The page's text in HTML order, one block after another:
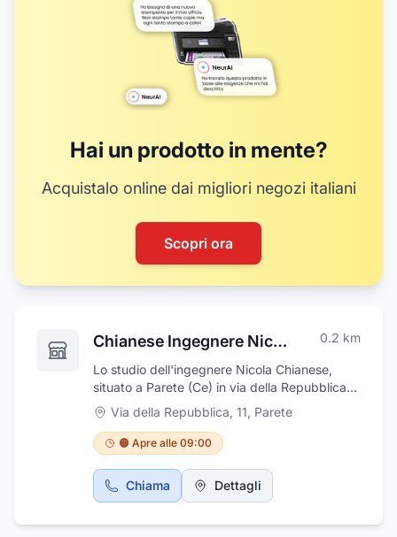
Hai un prodotto in mente?
Acquistalo online dai migliori negozi italiani
Scopri ora
Chianese Ingegnere Nicola 0.2 km
Lo studio dell'ingegnere Nicola Chianese,
situato a Parete (Ce) in via della Repubblica
11, si occupa di progettazione architettonica e
strutturale, indagini strutturali, collaudo
statico, perizie, catasto, successioni
ereditarie, modelli e plastici architettonici.
Operativo dal lunedì al venerdì dalle ore 9 alle
ore 12.30 e dalle ore 15.30 alle 17.30 sempre
Via della Repubblica, 11, Parete
🟠 Apre alle 09:00
Chiama Dettagli